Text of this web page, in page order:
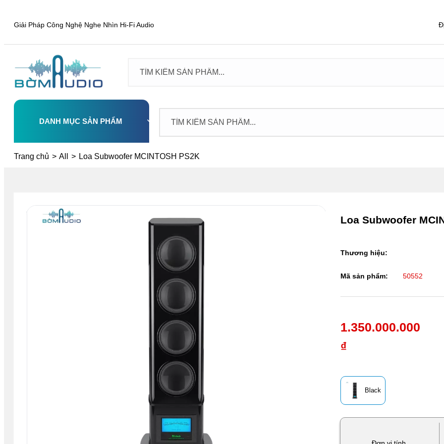
Giải Pháp Công Nghệ Nghe Nhìn Hi-Fi Audio
DANH MỤC SẢN PHẨM
Select
Trang chủ > All > Loa Subwoofer MCINTOSH PS2K
Loa Subwoofer
Black
1.350.000.000
₫
Thương hiệu:
Mã sản phẩm: 50552